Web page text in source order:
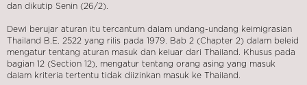
dan dikutip Senin (26/2).
Dewi berujar aturan itu tercantum dalam undang-undang keimigrasian
Thailand B.E. 2522 yang rilis pada 1979. Bab 2 (Chapter 2) dalam beleid
mengatur tentang aturan masuk dan keluar dari Thailand. Khusus pada
bagian 12 (Section 12), mengatur tentang orang asing yang masuk
dalam kriteria tertentu tidak diizinkan masuk ke Thailand.